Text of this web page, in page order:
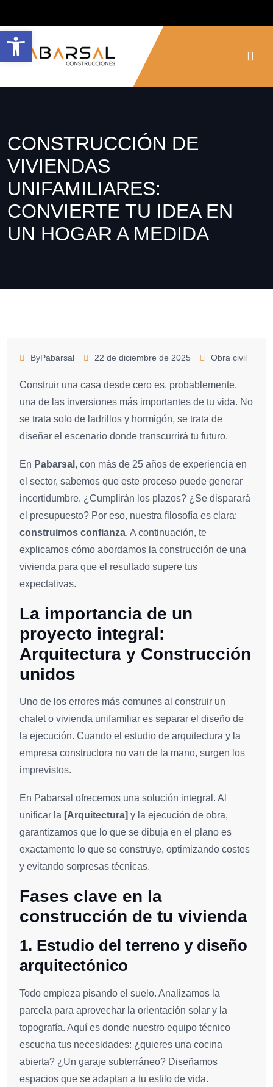
Abrir barra de herramientas
CONSTRUCCIÓN DE
VIVIENDAS
UNIFAMILIARES:
CONVIERTE TU IDEA EN
UN HOGAR A MEDIDA
ByPabarsal 22 de diciembre de 2025 Obra civil
Construir una casa desde cero es, probablemente,
una de las inversiones más importantes de tu vida. No
se trata solo de ladrillos y hormigón, se trata de
diseñar el escenario donde transcurrirá tu futuro.
En Pabarsal , con más de 25 años de experiencia en
el sector, sabemos que este proceso puede generar
incertidumbre. ¿Cumplirán los plazos? ¿Se disparará
el presupuesto? Por eso, nuestra filosofía es clara:
construimos confianza. A continuación, te
explicamos cómo abordamos la construcción de una
vivienda para que el resultado supere tus
expectativas.
La importancia de un
proyecto integral:
Arquitectura y Construcción
unidos
Uno de los errores más comunes al construir un
chalet o vivienda unifamiliar es separar el diseño de
la ejecución. Cuando el estudio de arquitectura y la
empresa constructora no van de la mano, surgen los
imprevistos.
En Pabarsal ofrecemos una solución integral. Al
unificar la [Arquitectura] y la ejecución de obra,
garantizamos que lo que se dibuja en el plano es
exactamente lo que se construye, optimizando costes
y evitando sorpresas técnicas.
Fases clave en la
construcción de tu vivienda
1. Estudio del terreno y diseño
arquitectónico
Todo empieza pisando el suelo. Analizamos la
parcela para aprovechar la orientación solar y la
topografía. Aquí es donde nuestro equipo técnico
escucha tus necesidades: ¿quieres una cocina
abierta? ¿Un garaje subterráneo? Diseñamos
espacios que se adaptan a tu estilo de vida.